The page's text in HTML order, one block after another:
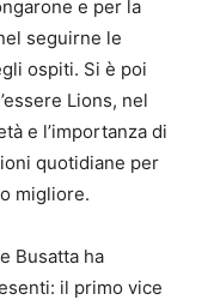
e per la
seguirne le
ospiti. Si è poi
Lions, nel
e l’importanza di
quotidiane per
migliore.
Busatta ha
il primo vice